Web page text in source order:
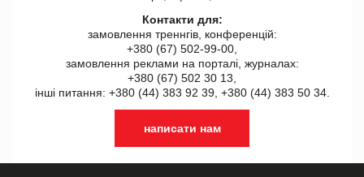
Контакти для:
замовлення треннгів, конференцій:
+380 (67) 502-99-00,
замовлення реклами на порталі, журналах:
+380 (67) 502 30 13,
інші питання: +380 (44) 383 92 39, +380 (44) 383 50 34.
написати нам